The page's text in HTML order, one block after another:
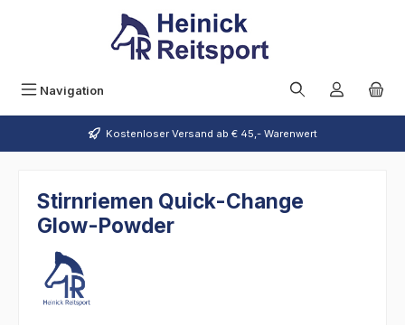
Zum Hauptinhalt springen
Navigation
Kostenloser Versand ab € 45,- Warenwert
Stirnriemen Quick-Change
Glow-Powder